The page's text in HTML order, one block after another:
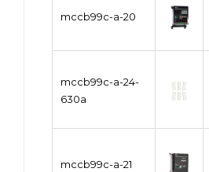
mccb99c-a-20
mccb99c-a-24-
630a
mccb99c-a-21